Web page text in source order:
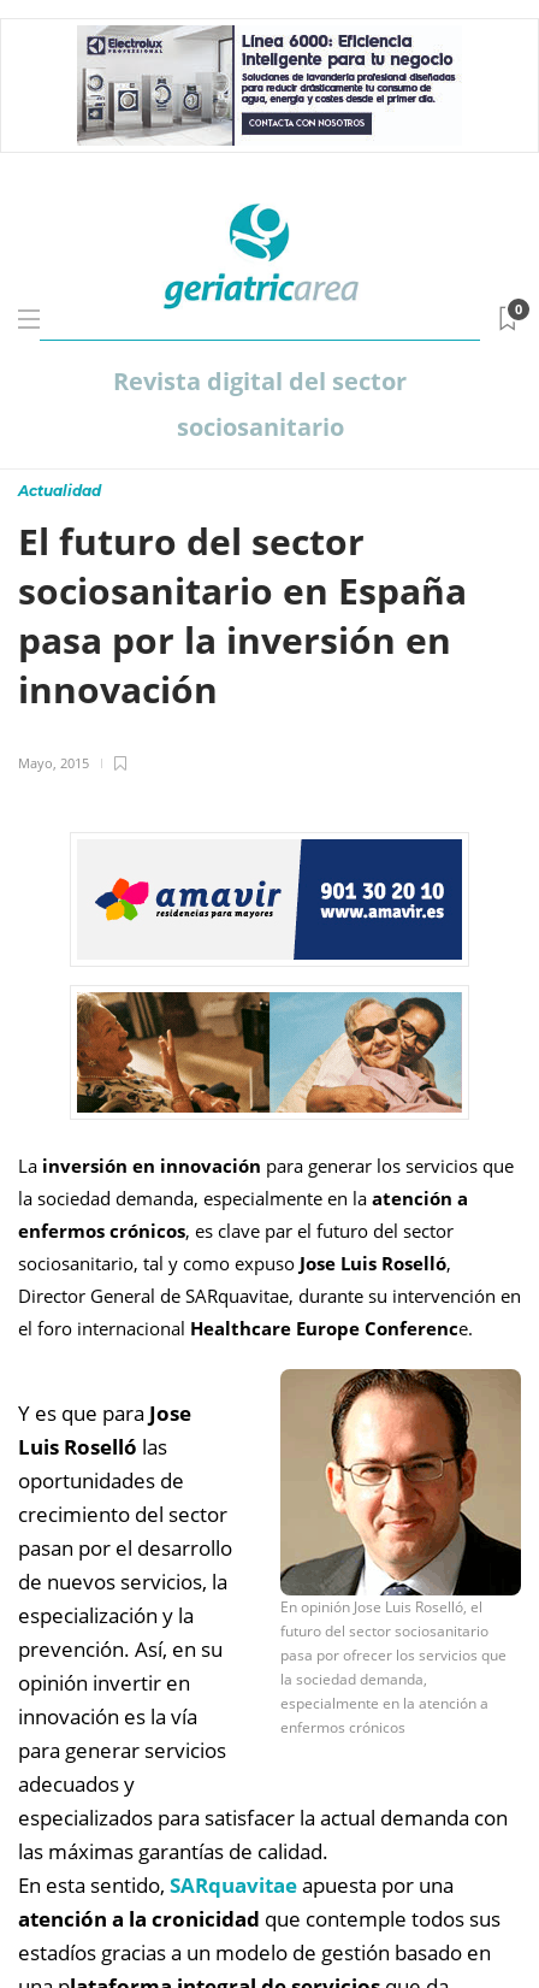
Revista digital del sector
sociosanitario
0
Actualidad
El futuro del sector
sociosanitario en España
pasa por la inversión en
innovación
Mayo, 2015
La inversión en innovación para generar los servicios que
la sociedad demanda, especialmente en la atención a
enfermos crónicos, es clave par el futuro del sector
sociosanitario, tal y como expuso Jose Luis Roselló,
Director General de SARquavitae, durante su intervención en
el foro internacional Healthcare Europe Conference.
En opinión Jose Luis Roselló, el
futuro del sector sociosanitario
pasa por ofrecer los servicios que
la sociedad demanda,
especialmente en la atención a
enfermos crónicos
Y es que para Jose
Luis Roselló las
oportunidades de
crecimiento del sector
pasan por el desarrollo
de nuevos servicios, la
especialización y la
prevención. Así, en su
opinión invertir en
innovación es la vía
para generar servicios
adecuados y
especializados para satisfacer la actual demanda con
las máximas garantías de calidad.
En esta sentido, SARquavitaeapuesta por una
atención a la cronicidad que contemple todos sus
estadíos gracias a un modelo de gestión basado en